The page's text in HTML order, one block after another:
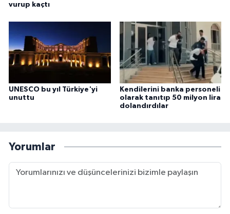
vurup kaçtı
UNESCO bu yıl Türkiye'yi
unuttu
Kendilerini banka personeli
olarak tanıtıp 50 milyon lira
dolandırdılar
Yorumlar